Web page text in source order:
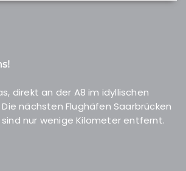
direkt an der A8 im idyllischen
nächsten Flughäfen Saarbrücken
nur wenige Kilometer entfernt.